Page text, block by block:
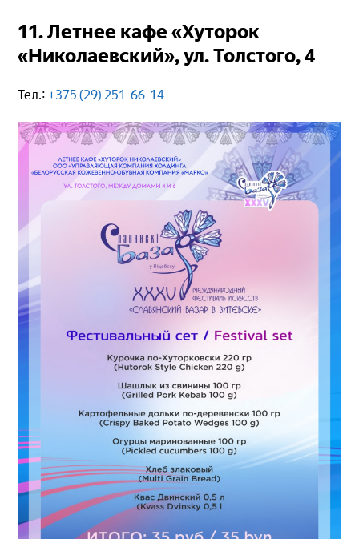
11. Летнее кафе «Хуторок
«Николаевский», ул. Толстого, 4
Тел.:+375 (29) 251-66-14